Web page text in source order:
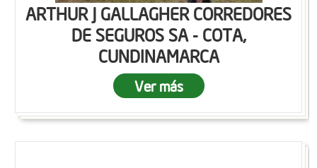
ARTHUR J GALLAGHER CORREDORES
DE SEGUROS SA - COTA,
CUNDINAMARCA
Ver más